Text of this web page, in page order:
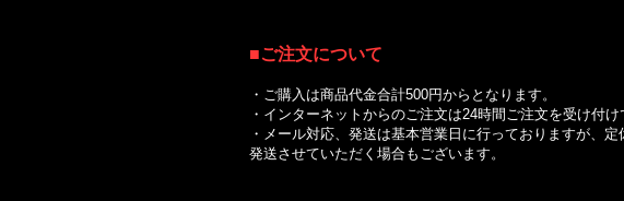
■ご注文について
・ご購入は商品代金合計500円からとなります。
・インターネットからのご注文は24時間ご注文を受け付け
・メール対応、発送は基本営業日に行っておりますが、定
発送させていただく場合もございます。